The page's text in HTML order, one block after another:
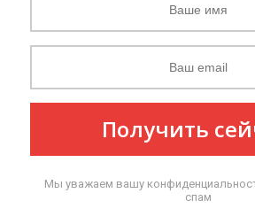
Получить
Мы уважаем вашу
спам